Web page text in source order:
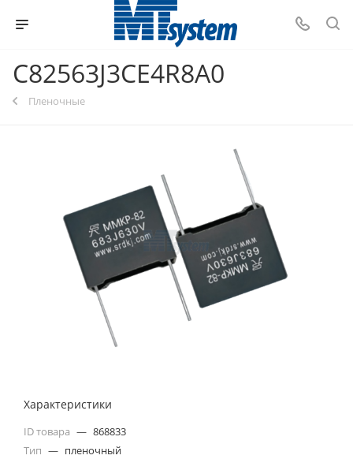
C82563J3CE4R8A0
Пленочные
Характеристики
ID товара — 868833
Тип — пленочный